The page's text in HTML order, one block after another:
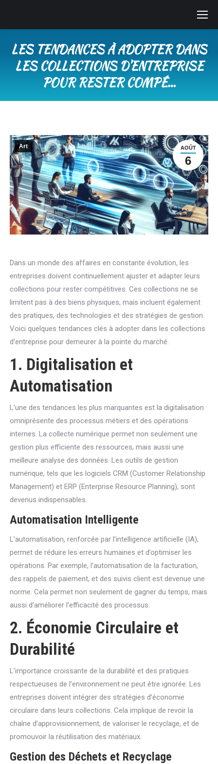
LES TENDANCES À ADOPTER DANS
LES COLLECTIONS D’ENTREPRISE
POUR RESTER COMPÉ…
AOÛT
6
Art
Dans un monde des affaires en constante évolution, les
entreprises doivent continuellement ajuster et adapter leurs
collections pour rester compétitives. Ces collections ne se
limitent pas à des biens physiques, mais incluent également
des pratiques, des technologies et des stratégies de gestion.
Voici quelques tendances clés à adopter dans les collections
d’entreprise pour demeurer à la pointe du marché.
1. Digitalisation et
Automatisation
L’une des tendances les plus marquantes est la digitalisation
omniprésente des processus métiers et des opérations
internes. La collecte numérique permet non seulement une
gestion plus efficiente des ressources, mais aussi une
meilleure analyse des données. Les outils de gestion
numérique, tels que les logiciels CRM (Customer Relationship
Management) et ERP (Enterprise Resource Planning), sont
devenus indispensables.
Automatisation Intelligente
L’automatisation, renforcée par l’intelligence artificielle (IA),
permet de réduire les erreurs humaines et d’optimiser les
opérations. Par exemple, l’automatisation de la facturation,
des rappels de paiement, et des suivis client est devenue une
norme. Cela permet non seulement de gagner du temps, mais
aussi d’améliorer l’efficacité des processus.
2. Économie Circulaire et
Durabilité
L’importance croissante de la durabilité et des pratiques
respectueuses de l’environnement ne peut être ignorée. Les
entreprises doivent intégrer des stratégies d’économie
circulaire dans leurs collections. Cela implique de revoir la
chaîne d’approvisionnement, de valoriser le recyclage, et de
promouvoir la réutilisation des matériaux.
Gestion des Déchets et Recyclage